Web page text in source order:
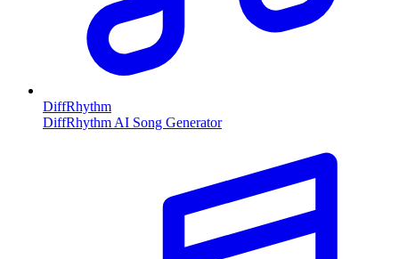
DiffRhythm
DiffRhythm AI Song Generator